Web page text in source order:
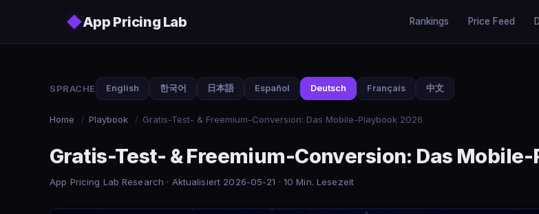
◆App Pricing Lab Rankings Price Feed
SPRACHE English 한국어 日本語 Español Deutsch Français 中文
Home / Playbook / Gratis-Test- & Freemium-Conversion: Das Mobile-Playbook 2026
Gratis-Test- & Freemium-Conversion: Das
App Pricing Lab Research · Aktualisiert 2026-05-21 · 10 Min. Lesezeit